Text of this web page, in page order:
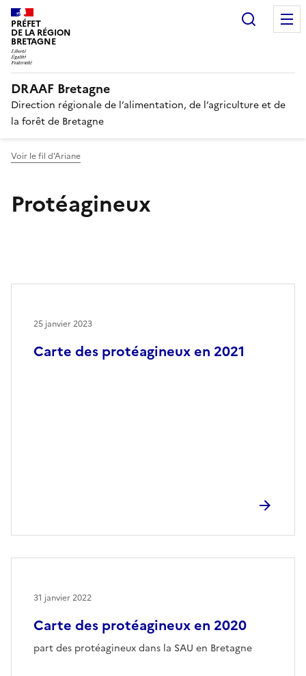
PRÉFET
DE LA RÉGION
BRETAGNE
DRAAF Bretagne
Direction régionale de l’alimentation, de l’agriculture et de
la forêt de Bretagne
Voir le fil d'Ariane
Protéagineux
Carte des protéagineux en 2021
25 janvier 2023
Carte des protéagineux en 2020
part des protéagineux dans la SAU en Bretagne
31 janvier 2022